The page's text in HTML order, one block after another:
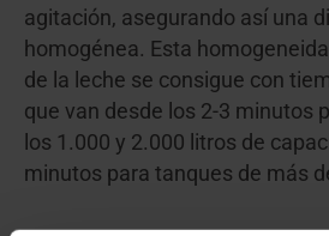
agitación, asegurando así una
homogénea. Esta
de la leche se consigue con
que van desde los 2-3 minutos
los 1.000 y 2.000 litros de
minutos para tanques de más